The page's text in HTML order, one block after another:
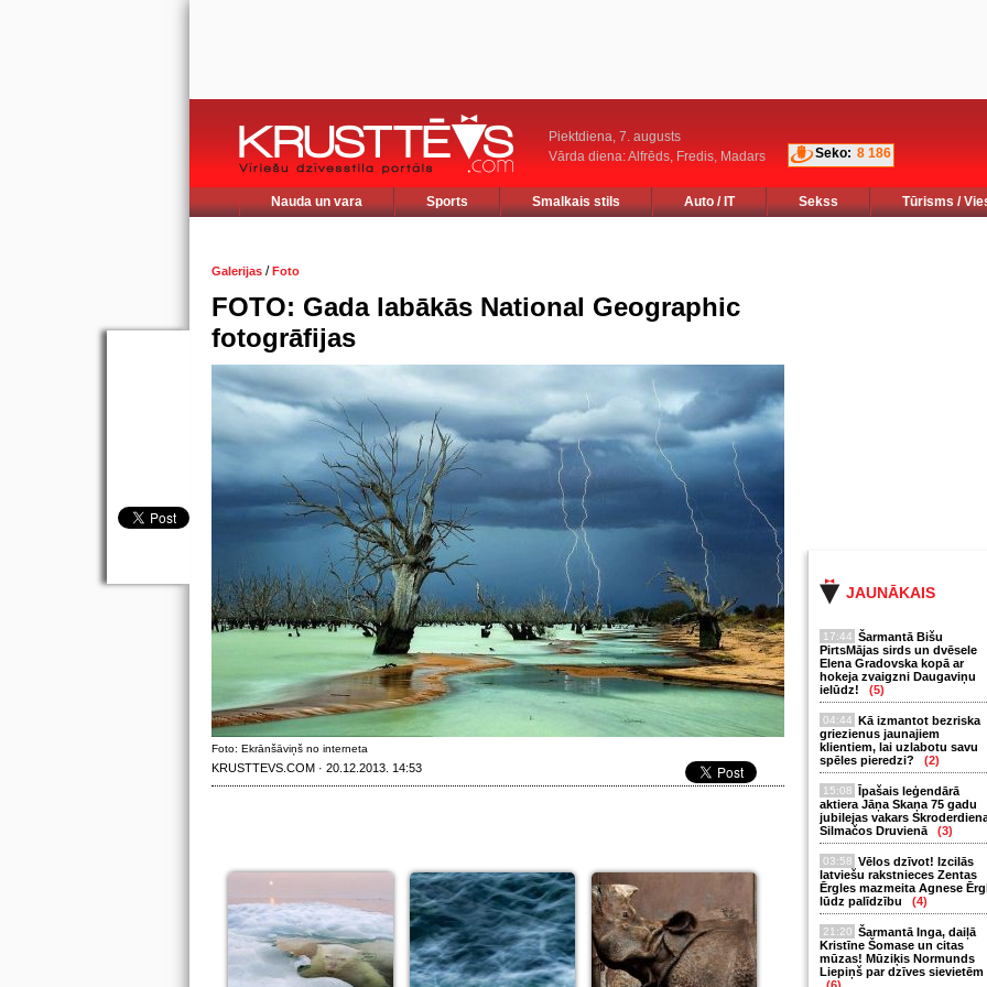
Piektdiena, 7. augusts
Vārda diena: Alfrēds, Fredis, Madars
Seko: 8 186
Nauda un vara Sports Smalkais stils Auto / IT Sekss Tūrisms /
JAUNĀKAIS
17:44 Šarmantā Bišu
PirtsMājas sirds un dvēsele
Elena Gradovska kopā ar
hokeja zvaigzni Daugaviņu
ielūdz!
(5)
04:44 Kā izmantot bezriska
griezienus jaunajiem
klientiem, lai uzlabotu savu
spēles pieredzi?
(2)
15:08 Īpašais leģendārā
aktiera Jāņa Skaņa 75 gadu
jubilejas vakars
Silmačos Druvienā
(3)
03:58 Vēlos dzīvot! Izcilās
latviešu rakstnieces Zentas
Ērgles mazmeita Agnese
lūdz palīdzību
(4)
21:20 Šarmantā Inga, daiļā
Kristīne Šomase un citas
mūzas! Mūziķis Normunds
Liepiņš par dzīves sievietēm
Galerijas /Foto
FOTO: Gada labākās National Geographic
fotogrāfijas
Foto: Ekrānšāviņš no interneta
KRUSTTEVS.COM · 20.12.2013. 14:53